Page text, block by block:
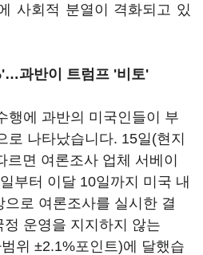
사회적 분열이 격화되고 있
…과반이 트럼프 '비토'
행에 과반의 미국인들이 부
로 나타났습니다. 15일(현지
면 여론조사 업체 서베이
부터 이달 10일까지 미국 내
로 여론조사를 실시한 결
운영을 지지하지 않는
위 ±2.1%포인트)에 달했습